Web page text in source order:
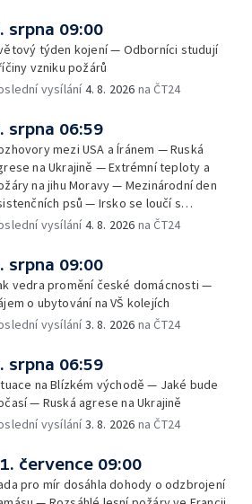
Třem obcím na Brněnsku dočasně došla
voda — SP v orientačním běhu v Česku
a požáry sužují Evropu — Rybářský
tábor
srpna 09:00
týden kojení — Odborníci studují
vzniku požárů
vysílání4. 8. 2026 na ČT24
srpna 06:59
mezi USA a Íránem — Ruská
na Ukrajině — Extrémní teploty a
na jihu Moravy — Mezinárodní den
psů — Irsko se loučí s
Glenem Hansardem
vysílání4. 8. 2026 na ČT24
srpna 09:00
vedra promění české domácnosti —
o ubytování na VŠ kolejích
vysílání3. 8. 2026 na ČT24
srpna 06:59
na Blízkém východě — Jaké bude
— Ruská agrese na Ukrajině
vysílání3. 8. 2026 na ČT24
července 09:00
pro mír dosáhla dohody o odzbrojení